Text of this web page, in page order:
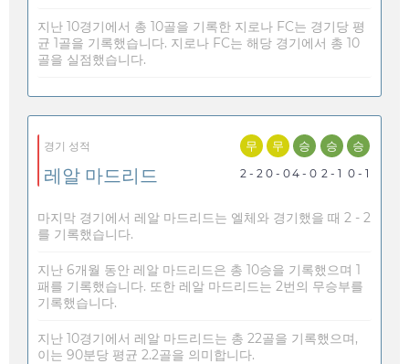
지난 10경기에서 총 10골을 기록한 지로나 FC는 경기당 평
균 1골을 기록했습니다. 지로나 FC는 해당 경기에서 총 10
골을 실점했습니다.
경기 성적
레알 마드리드
무
2 - 2
무
0 - 0
승
4 - 0
승
2 - 1
승
0 - 1
마지막 경기에서 레알 마드리드는 엘체와 경기했을 때 2 - 2
를 기록했습니다.
지난 6개월 동안 레알 마드리드은 총 10승을 기록했으며 1
패를 기록했습니다. 또한 레알 마드리드는 2번의 무승부를
기록했습니다.
지난 10경기에서 레알 마드리드는 총 22골을 기록했으며,
이는 90분당 평균 2.2골을 의미합니다.